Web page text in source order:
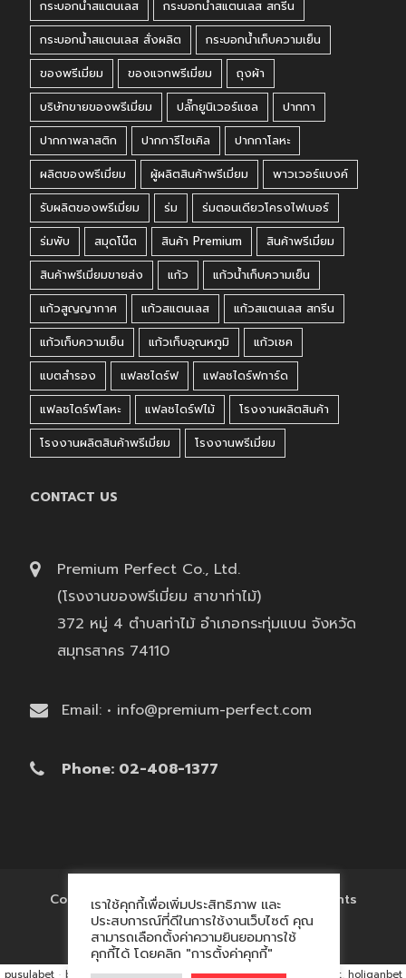
กระบอกน้ำสแตนเลส
กระบอกน้ำสแตนเลส สกรีน
กระบอกน้ำสแตนเลส สั่งผลิต
กระบอกน้ำเก็บความเย็น
ของพรีเมี่ยม
ของแจกพรีเมี่ยม
ถุงผ้า
บริษัทขายของพรีเมี่ยม
ปลั๊กยูนิเวอร์แซล
ปากกา
ปากกาพลาสติก
ปากการีไซเคิล
ปากกาโลหะ
ผลิตของพรีเมี่ยม
ผู้ผลิตสินค้าพรีเมี่ยม
พาวเวอร์แบงค์
รับผลิตของพรีเมี่ยม
ร่ม
ร่มตอนเดียวโครงไฟเบอร์
ร่มพับ
สมุดโน๊ต สินค้า Premium
สินค้าพรีเมี่ยม
สินค้าพรีเมี่ยมขายส่ง
แก้ว
แก้วน้ำเก็บความเย็น
แก้วสูญญากาศ
แก้วสแตนเลส
แก้วสแตนเลส สกรีน
แก้วเก็บความเย็น
แก้วเก็บอุณหภูมิ
แก้วเชค
แบตสำรอง
แฟลชไดร์ฟ
แฟลชไดร์ฟการ์ด
แฟลชไดร์ฟโลหะ
แฟลชไดร์ฟไม้
โรงงานผลิตสินค้า
โรงงานผลิตสินค้าพรีเมี่ยม
โรงงานพรีเมี่ยม
CONTACT US
Premium Perfect Co., Ltd.
(โรงงานของพรีเมี่ยม สาขาท่าไม้)
372 หมู่ 4 ตำบลท่าไม้ อำเภอกระทุ่มแบน จังหวัด
สมุทรสาคร 74110
Email: • info@premium-perfect.com
Phone: 02-408-1377
Copyright © 2017 'โรงงานของพรีเมี่ยม' All Rights
Reserved.
เราใช้คุกกี้เพื่อเพิ่มประสิทธิภาพ และ
ประสบการณ์ที่ดีในการใช้งานเว็บไซต์ คุณ
สามารถเลือกตั้งค่าความยินยอมการใช้
คุกกี้ได้ โดยคลิก "การตั้งค่าคุกกี้"
pusulabet · betyap · avrupabet · matbet, matbet giriş · holiganbet, holiganbet